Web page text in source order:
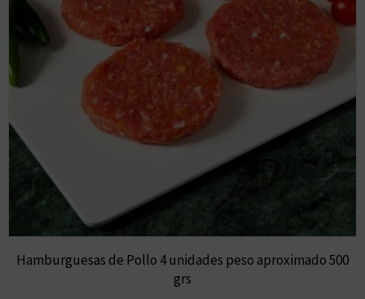
Hamburguesas de Pollo 4 unidades peso aproximado 500
grs